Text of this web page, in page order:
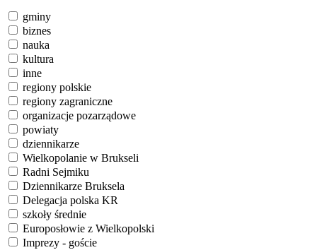
gminy
biznes
nauka
kultura
inne
regiony polskie
regiony zagraniczne
organizacje pozarządowe
powiaty
dziennikarze
Wielkopolanie w Brukseli
Radni Sejmiku
Dziennikarze Bruksela
Delegacja polska KR
szkoły średnie
Europosłowie z Wielkopolski
Imprezy - goście